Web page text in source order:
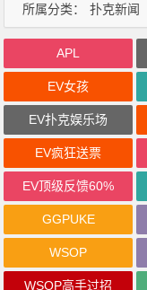
所属分类： 扑克新闻
APL
EV女孩
EV扑克娱乐场
EV疯狂送票
EV顶级反馈60%
GGPUKE
WSOP
WSOP高手过招